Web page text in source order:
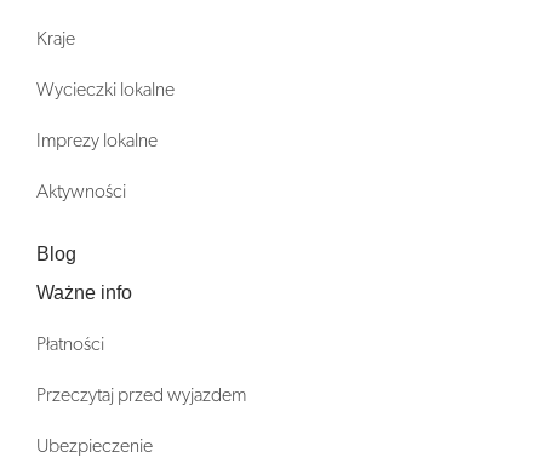
Kraje
Wycieczki lokalne
Imprezy lokalne
Aktywności
Blog
Ważne info
Płatności
Przeczytaj przed wyjazdem
Ubezpieczenie